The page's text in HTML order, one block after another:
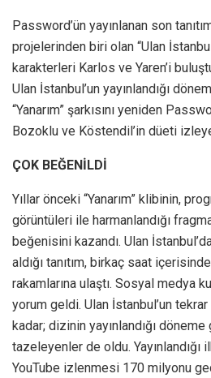
Password’ün yayınlanan son
projelerinden biri olan “Ulan
karakterleri Karlos ve Yaren’i
Ulan İstanbul’un yayınlandığı
“Yanarım” şarkısını yeniden
Bozoklu ve Köstendil’in düeti
ÇOK BEĞENİLDİ
Yıllar önceki “Yanarım” klibinin,
görüntüleri ile harmanlandığı
beğenisini kazandı. Ulan
aldığı tanıtım, birkaç saat
rakamlarına ulaştı. Sosyal medya
yorum geldi. Ulan İstanbul’un
kadar; dizinin yayınlandığı döneme
tazeleyenler de oldu. Yayınlandığı
YouTube izlenmesi 170 milyonu